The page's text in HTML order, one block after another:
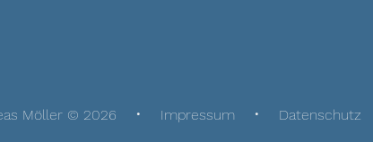
Möller © 2026 Impressum Datenschutz